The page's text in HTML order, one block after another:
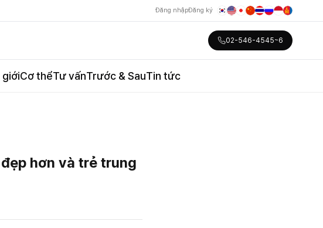
Đăng nhậpĐăng ký
02-546-4545~6
giớiCơ thểTư vấnTrước & SauTin tức
hơn và trẻ trung